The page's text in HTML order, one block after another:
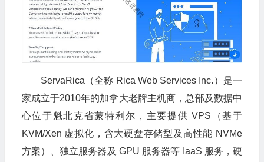
ServaRica（全称 Rica Web Services Inc.）是一
家成立于2010年的加拿大老牌主机商，总部及数据中
心位于魁北克省蒙特利尔，主要提供 VPS（基于
KVM/Xen 虚拟化，含大硬盘存储型及高性能 NVMe
方案）、独立服务器及 GPU 服务器等 IaaS 服务，硬